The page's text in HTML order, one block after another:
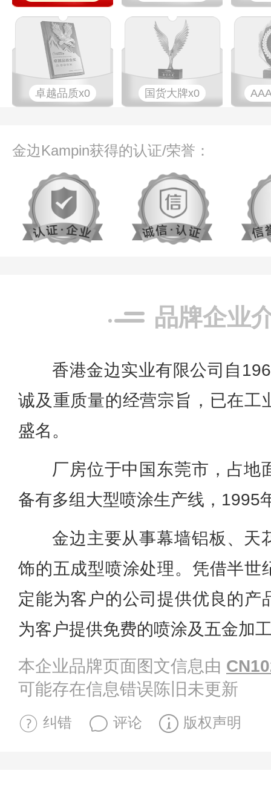
卓越品质x0 国货大牌x0
金边Kampin获得的认证/荣誉：
品牌企业
香港金边实业有限公司自
诚及重质量的经营宗旨，已在工
盛名。
厂房位于中国东莞市，占地
备有多组大型喷涂生产线，1995
金边主要从事幕墙铝板、天
饰的五成型喷涂处理。凭借半世
定能为客户的公司提供优良的产
为客户提供免费的喷涂及五金加
本企业品牌页面图文信息由
可能存在信息错误陈旧未更新
纠错 评论 版权声明